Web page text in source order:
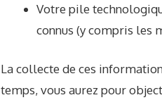
Votre pile
connus (y compris les
La collecte de ces
temps, vous aurez pour